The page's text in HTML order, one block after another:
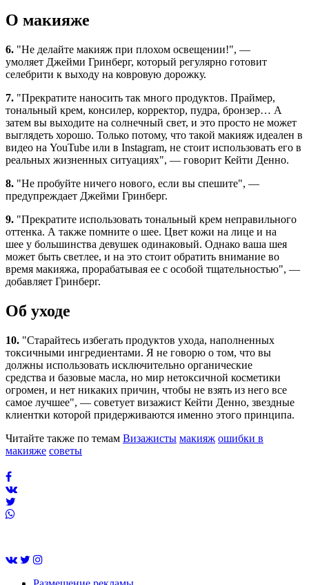
О макияже
6. "Не делайте макияж при плохом освещении!", —
умоляет Джейми Гринберг, который регулярно готовит
селебрити к выходу на ковровую дорожку.
7. "Прекратите наносить так много продуктов. Праймер,
тональный крем, консилер, корректор, пудра, бронзер… А
затем вы выходите на солнечный свет, и это просто не может
выглядеть хорошо. Только потому, что такой макияж идеален в
видео на YouTube или в Instagram, не стоит использовать его в
реальных жизненных ситуациях", — говорит Кейти Денно.
8. "Не пробуйте ничего нового, если вы спешите", —
предупреждает Джейми Гринберг.
9. "Прекратите использовать тональный крем неправильного
оттенка. А также помните о шее. Цвет кожи на лице и на
шее у большинства девушек одинаковый. Однако ваша шея
может быть светлее, и на это стоит обратить внимание во
время макияжа, прорабатывая ее с особой тщательностью", —
добавляет Гринберг.
Об уходе
10. "Старайтесь избегать продуктов ухода, наполненных
токсичными ингредиентами. Я не говорю о том, что вы
должны использовать исключительно органические
средства и базовые масла, но мир нетоксичной косметики
огромен, и нет никаких причин, чтобы не взять из него все
самое лучшее", — советует визажист Кейти Денно, звездные
клиентки которой придерживаются именно этого принципа.
Читайте также по темам Визажисты макияж ошибки в
макияже советы